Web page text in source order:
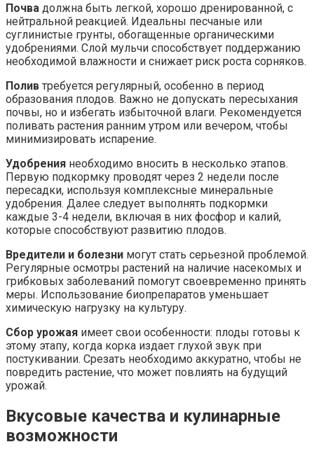
Почва должна быть легкой, хорошо дренированной, с
нейтральной реакцией. Идеальны песчаные или
суглинистые грунты, обогащенные органическими
удобрениями. Слой мульчи способствует поддержанию
необходимой влажности и снижает риск роста сорняков.
Полив требуется регулярный, особенно в период
образования плодов. Важно не допускать пересыхания
почвы, но и избегать избыточной влаги. Рекомендуется
поливать растения ранним утром или вечером, чтобы
минимизировать испарение.
Удобрения необходимо вносить в несколько этапов.
Первую подкормку проводят через 2 недели после
пересадки, используя комплексные минеральные
удобрения. Далее следует выполнять подкормки
каждые 3-4 недели, включая в них фосфор и калий,
которые способствуют развитию плодов.
Вредители и болезни могут стать серьезной проблемой.
Регулярные осмотры растений на наличие насекомых и
грибковых заболеваний помогут своевременно принять
меры. Использование биопрепаратов уменьшает
химическую нагрузку на культуру.
Сбор урожая имеет свои особенности: плоды готовы к
этому этапу, когда корка издает глухой звук при
постукивании. Срезать необходимо аккуратно, чтобы не
повредить растение, что может повлиять на будущий
урожай.
Вкусовые качества и кулинарные
возможности